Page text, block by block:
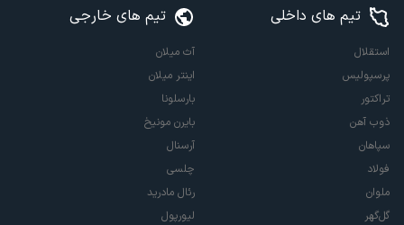
تیم های داخلی
استقلال
پرسپولیس
تراکتور
ذوب آهن
سپاهان
فولاد
ملوان
گل‌گهر
تیم های خارجی
آث میلان
اینتر میلان
بارسلونا
بایرن مونیخ
آرسنال
چلسی
رئال مادرید
لیورپول